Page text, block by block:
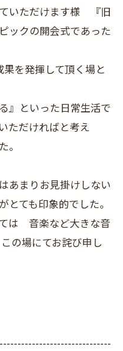
いただけます様 『旧
ックの開会式であった
を発揮して頂く場と
』といった日常生活で
ただければと考え
。
あまりお見掛けしない
ても印象的でした。
は 音楽など大きな音
の場にてお詫び申し